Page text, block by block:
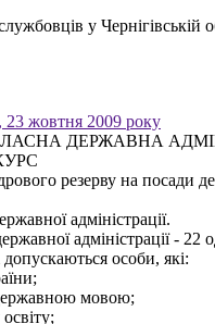
у
жовтня 2009 року
ДЕРЖАВНА
резерву на посади
адміністрації.
адміністрації - 22
допускаються особи, які:
мовою;